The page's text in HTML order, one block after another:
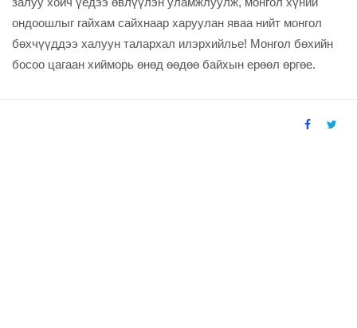
ондоошлыг гайхам сайхнаар харуулан яваа нийт монгол
бөхчүүддээ халуун талархал илэрхийлье! Монгол бөхийн
босоо цагаан хийморь өнөд өөдөө байхын ерөөл өргөе.